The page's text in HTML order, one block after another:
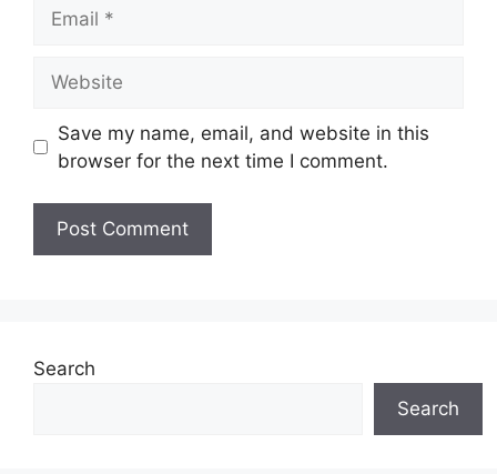
Save my name, email, and website in this
browser for the next time I comment.
Search
Search